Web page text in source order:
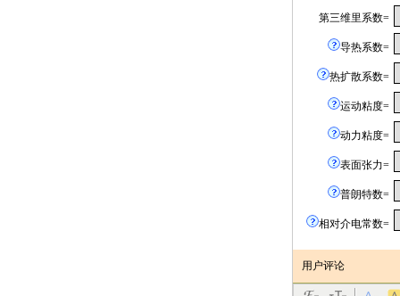
第三维里系数=
导热系数=
热扩散系数=
运动粘度=
动力粘度=
表面张力=
普朗特数=
相对介电常数=
用户评论